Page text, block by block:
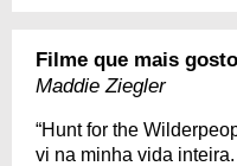
Filme que mais
Maddie Ziegler
“Hunt for the
vi na minha vida